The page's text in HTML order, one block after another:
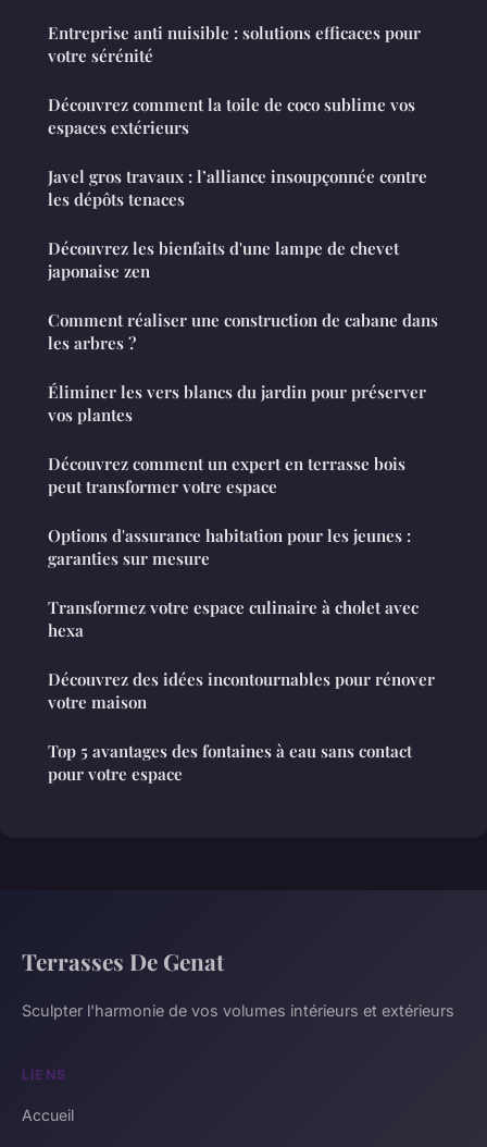
Entreprise anti nuisible : solutions efficaces pour
votre sérénité
Découvrez comment la toile de coco sublime vos
espaces extérieurs
Javel gros travaux : l’alliance insoupçonnée contre
les dépôts tenaces
Découvrez les bienfaits d'une lampe de chevet
japonaise zen
Comment réaliser une construction de cabane dans
les arbres ?
Éliminer les vers blancs du jardin pour préserver
vos plantes
Découvrez comment un expert en terrasse bois
peut transformer votre espace
Options d'assurance habitation pour les jeunes :
garanties sur mesure
Transformez votre espace culinaire à cholet avec
hexa
Découvrez des idées incontournables pour rénover
votre maison
Top 5 avantages des fontaines à eau sans contact
pour votre espace
Terrasses De Genat
Sculpter l'harmonie de vos volumes intérieurs et extérieurs
LIENS
Accueil